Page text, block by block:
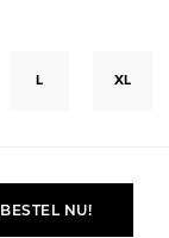
L XL
BESTEL NU!